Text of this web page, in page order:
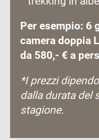
Per esempio: 6
camera doppia
da 580,- € a
*I prezzi
dalla durata del
stagione.